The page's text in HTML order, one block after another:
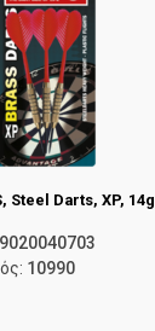
Steel Darts, XP, 14g
9020040703
10990